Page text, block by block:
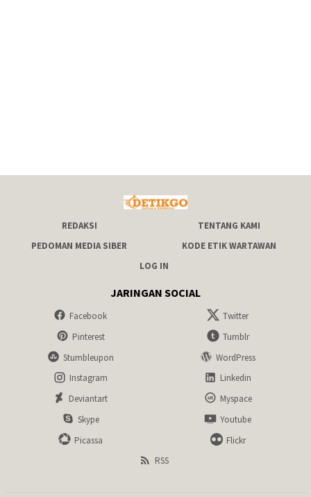
REDAKSI
TENTANG KAMI
PEDOMAN MEDIA SIBER
KODE ETIK WARTAWAN
LOG IN
JARINGAN SOCIAL
Facebook
Twitter
Pinterest
Tumblr
Stumbleupon
WordPress
Instagram
Linkedin
Deviantart
Myspace
Skype
Youtube
Picassa
Flickr
RSS